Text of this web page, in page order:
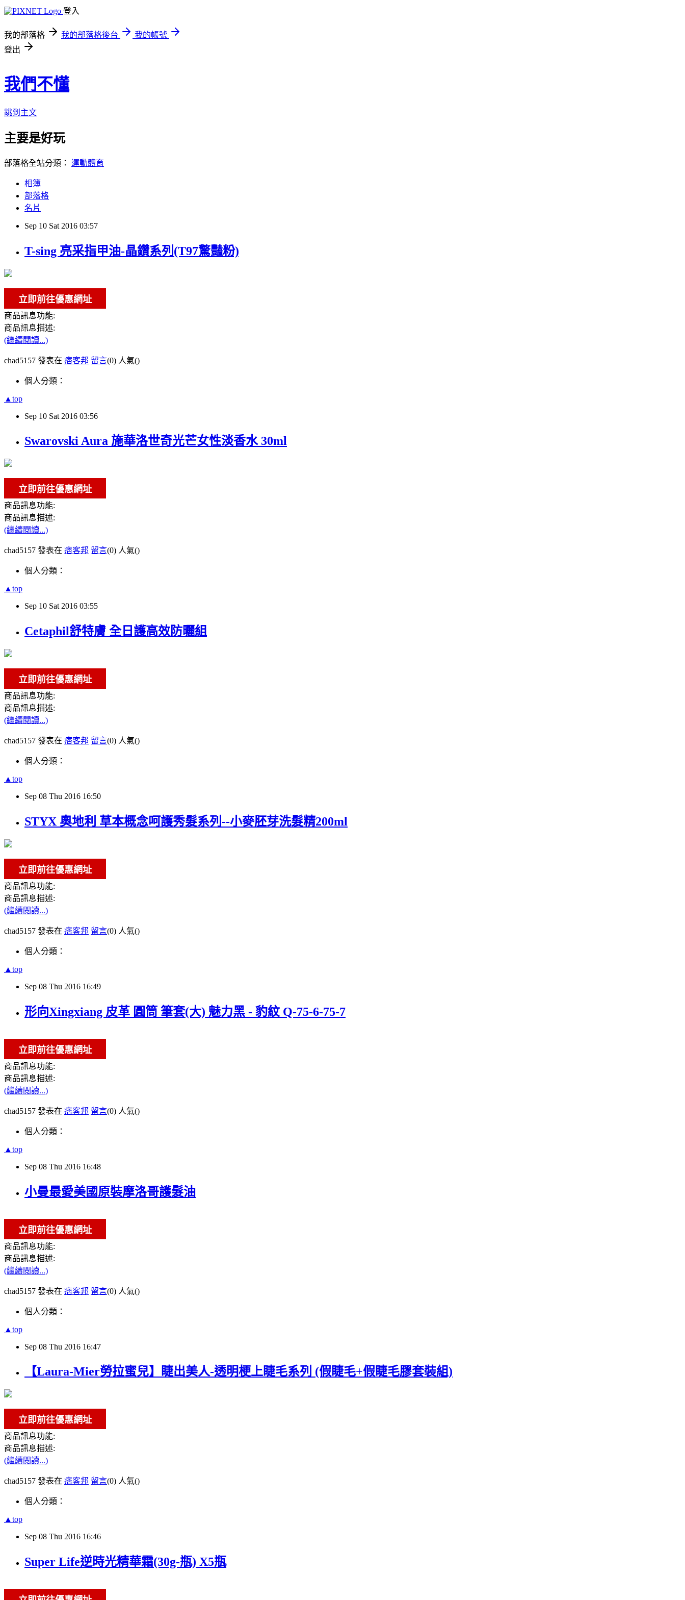
登入
我的部落格 我的部落格後台
我的帳號
登出
我們不懂
跳到主文
主要是好玩
部落格全站分類： 運動體育
相簿
部落格
名片
Sep 10 Sat 2016 03:57
T-sing 亮采指甲油-晶鑽系列(T97驚豔粉)
商品訊息功能:
商品訊息描述:
(繼續閱讀...)
chad5157 發表在 痞客邦 留言(0) 人氣()
個人分類：
▲top
Sep 10 Sat 2016 03:56
Swarovski Aura 施華洛世奇光芒女性淡香水 30ml
商品訊息功能:
商品訊息描述:
(繼續閱讀...)
chad5157 發表在 痞客邦 留言(0) 人氣()
個人分類：
▲top
Sep 10 Sat 2016 03:55
Cetaphil舒特膚 全日護高效防曬組
商品訊息功能:
商品訊息描述:
(繼續閱讀...)
chad5157 發表在 痞客邦 留言(0) 人氣()
個人分類：
▲top
Sep 08 Thu 2016 16:50
STYX 奧地利 草本概念呵護秀髮系列--小麥胚芽洗髮精200ml
商品訊息功能:
商品訊息描述:
(繼續閱讀...)
chad5157 發表在 痞客邦 留言(0) 人氣()
個人分類：
▲top
Sep 08 Thu 2016 16:49
形向Xingxiang 皮革 圓筒 筆套(大) 魅力黑 - 豹紋 Q-75-6-75-7
商品訊息功能:
商品訊息描述:
(繼續閱讀...)
chad5157 發表在 痞客邦 留言(0) 人氣()
個人分類：
▲top
Sep 08 Thu 2016 16:48
小曼最愛美國原裝摩洛哥護髮油
商品訊息功能:
商品訊息描述:
(繼續閱讀...)
chad5157 發表在 痞客邦 留言(0) 人氣()
個人分類：
▲top
Sep 08 Thu 2016 16:47
【Laura-Mier勞拉蜜兒】睫出美人-透明梗上睫毛系列 (假睫毛+假睫毛膠套裝組)
商品訊息功能:
商品訊息描述:
(繼續閱讀...)
chad5157 發表在 痞客邦 留言(0) 人氣()
個人分類：
▲top
Sep 08 Thu 2016 16:46
Super Life逆時光精華霜(30g-瓶) X5瓶